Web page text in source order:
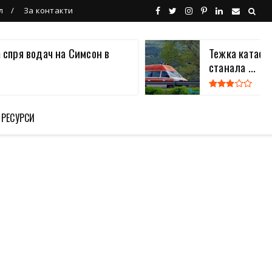
За контакти
водач на Симсон в
Тежка
станала ...